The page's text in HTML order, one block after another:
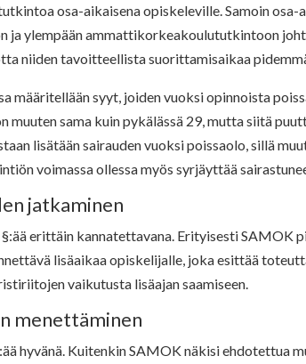
osa-aikaisena opiskeleville. Samoin
ylempään ammattikorkeakoulututkintoon
niiden tavoitteellista suorittamisaikaa
määritellään syyt, joiden vuoksi opinnoista
muuten sama kuin pykälässä 29, mutta siitä
lisätään sairauden vuoksi poissaolo, sillä
voimassa ollessa myös syrjäyttää
jatkaminen
erittäin kannatettavana. Erityisesti SAMOK
lisäaikaa opiskelijalle, joka esittää
vaikutusta lisäajan saamiseen.
menettäminen
hyvänä. Kuitenkin SAMOK näkisi ehdotettua